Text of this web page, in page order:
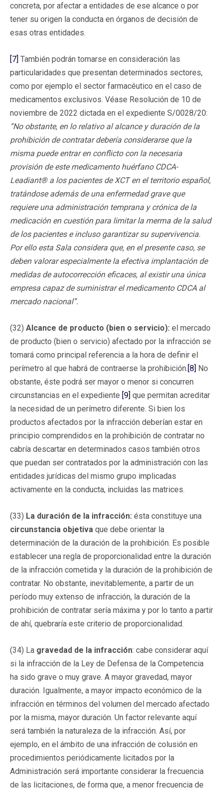
concreta, por afectar a entidades de ese alcance o por
tener su origen la conducta en órganos de decisión de
esas otras entidades.
[7] También podrán tomarse en consideración las
particularidades que presentan determinados sectores,
como por ejemplo el sector farmacéutico en el caso de
medicamentos exclusivos. Véase Resolución de 10 de
noviembre de 2022 dictada en el expediente S/0028/20:
“No obstante, en lo relativo al alcance y duración de la
prohibición de contratar debería considerarse que la
misma puede entrar en conflicto con la necesaria
provisión de este medicamento huérfano CDCA-
Leadiant® a los pacientes de XCT en el territorio español,
tratándose además de una enfermedad grave que
requiere una administración temprana y crónica de la
medicación en cuestión para limitar la merma de la salud
de los pacientes e incluso garantizar su supervivencia.
Por ello esta Sala considera que, en el presente caso, se
deben valorar especialmente la efectiva implantación de
medidas de autocorrección eficaces, al existir una única
empresa capaz de suministrar el medicamento CDCA al
mercado nacional”.
(32) Alcance de producto (bien o servicio): el mercado
de producto (bien o servicio) afectado por la infracción se
tomará como principal referencia a la hora de definir el
perímetro al que habrá de contraerse la prohibición.[8] No
obstante, éste podrá ser mayor o menor si concurren
circunstancias en el expediente [9] que permitan acreditar
la necesidad de un perímetro diferente. Si bien los
productos afectados por la infracción deberían estar en
principio comprendidos en la prohibición de contratar no
cabría descartar en determinados casos también otros
que puedan ser contratados por la administración con las
entidades jurídicas del mismo grupo implicadas
activamente en la conducta, incluidas las matrices.
(33) La duración de la infracción: ésta constituye una
circunstancia objetiva que debe orientar la
determinación de la duración de la prohibición. Es posible
establecer una regla de proporcionalidad entre la duración
de la infracción cometida y la duración de la prohibición de
contratar. No obstante, inevitablemente, a partir de un
período muy extenso de infracción, la duración de la
prohibición de contratar sería máxima y por lo tanto a partir
de ahí, quebraría este criterio de proporcionalidad.
(34) La gravedad de la infracción: cabe considerar aquí
si la infracción de la Ley de Defensa de la Competencia
ha sido grave o muy grave. A mayor gravedad, mayor
duración. Igualmente, a mayor impacto económico de la
infracción en términos del volumen del mercado afectado
por la misma, mayor duración. Un factor relevante aquí
será también la naturaleza de la infracción. Así, por
ejemplo, en el ámbito de una infracción de colusión en
procedimientos periódicamente licitados por la
Administración será importante considerar la frecuencia
de las licitaciones, de forma que, a menor frecuencia de